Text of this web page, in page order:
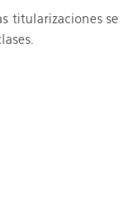
titularizaciones se